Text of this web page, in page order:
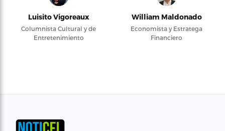
Luisito Vigoreaux
Columnista Cultural y de
Entretenimiento
William Maldonado
Economista y Estratega
Financiero